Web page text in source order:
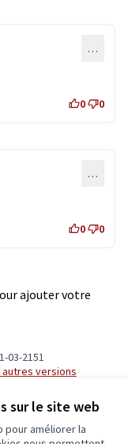
sur le site web
pour améliorer la
…
0 0
…
0 0
ajouter votre
03-2151
autres versions